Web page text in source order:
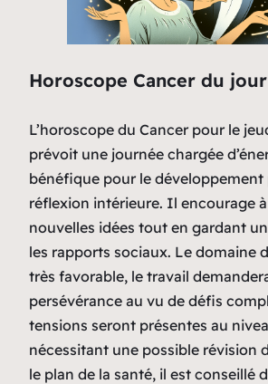
Horoscope Cancer du jour
L’horoscope du Cancer pour le
prévoit une journée chargée
bénéfique pour le développement
réflexion intérieure. Il encourage
nouvelles idées tout en gardant
les rapports sociaux. Le domaine
très favorable, le travail
persévérance au vu de défis
tensions seront présentes au
nécessitant une possible révision
le plan de la santé, il est conseillé